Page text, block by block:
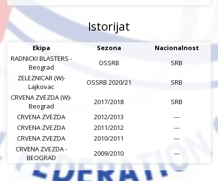
Istorijat
Ekipa Sezona
Nacionalnost
RADNICKI BLASTERS -
Beograd
OSSRB
SRB
ZELEZNICAR (W)-
Lajkovac
OSSRB 2020/21
SRB
CRVENA ZVEZDA (W)-
Beograd
2017/2018
SRB
CRVENA ZVEZDA
2012/2013
---
CRVENA ZVEZDA
2011/2012
---
CRVENA ZVEZDA
2010/2011
---
CRVENA ZVEZDA -
BEOGRAD
2009/2010 ---